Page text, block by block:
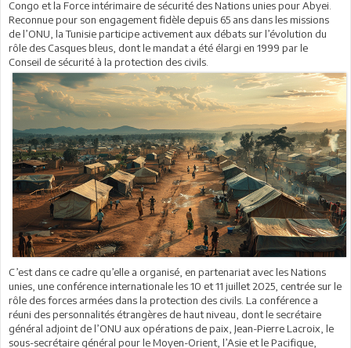
Congo et la Force intérimaire de sécurité des Nations unies pour Abyei.
Reconnue pour son engagement fidèle depuis 65 ans dans les missions
de l’ONU, la Tunisie participe activement aux débats sur l’évolution du
rôle des Casques bleus, dont le mandat a été élargi en 1999 par le
Conseil de sécurité à la protection des civils.
C’est dans ce cadre qu’elle a organisé, en partenariat avec les Nations
unies, une conférence internationale les 10 et 11 juillet 2025, centrée sur le
rôle des forces armées dans la protection des civils. La conférence a
réuni des personnalités étrangères de haut niveau, dont le secrétaire
général adjoint de l’ONU aux opérations de paix, Jean-Pierre Lacroix, le
sous-secrétaire général pour le Moyen-Orient, l’Asie et le Pacifique,